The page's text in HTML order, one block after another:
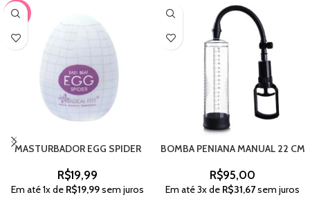
-33%
MASTURBADOR EGG SPIDER
R$19,99
Em até1x de R$19,99sem juros
BOMBA PENIANA MANUAL 22 CM
R$95,00
Em até3x de R$31,67sem juros